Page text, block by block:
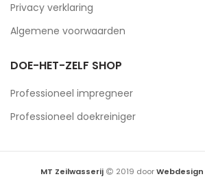
Privacy verklaring
Algemene voorwaarden
DOE-HET-ZELF SHOP
Professioneel impregneer
Professioneel doekreiniger
MT Zeilwasserij 2019 door